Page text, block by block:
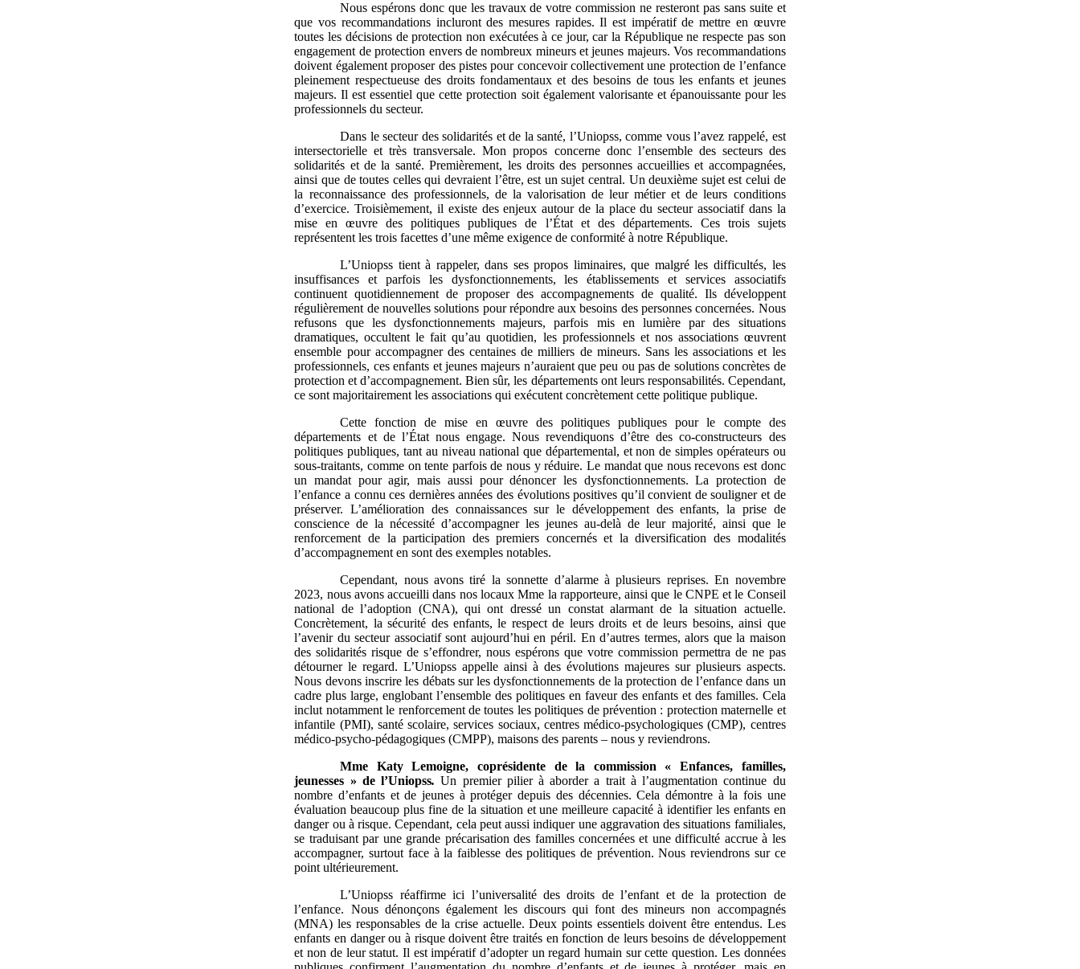
Nous espérons donc que les travaux de votre commission ne resteront pas sans suite et
que vos recommandations incluront des mesures rapides. Il est impératif de mettre en œuvre
toutes les décisions de protection non exécutées à ce jour, car la République ne respecte pas son
engagement de protection envers de nombreux mineurs et jeunes majeurs. Vos recommandations
doivent également proposer des pistes pour concevoir collectivement une protection de l’enfance
pleinement respectueuse des droits fondamentaux et des besoins de tous les enfants et jeunes
majeurs. Il est essentiel que cette protection soit également valorisante et épanouissante pour les
professionnels du secteur.
Dans le secteur des solidarités et de la santé, l’Uniopss, comme vous l’avez rappelé, est
intersectorielle et très transversale. Mon propos concerne donc l’ensemble des secteurs des
solidarités et de la santé. Premièrement, les droits des personnes accueillies et accompagnées,
ainsi que de toutes celles qui devraient l’être, est un sujet central. Un deuxième sujet est celui de
la reconnaissance des professionnels, de la valorisation de leur métier et de leurs conditions
d’exercice. Troisièmement, il existe des enjeux autour de la place du secteur associatif dans la
mise en œuvre des politiques publiques de l’État et des départements. Ces trois sujets
représentent les trois facettes d’une même exigence de conformité à notre République.
L’Uniopss tient à rappeler, dans ses propos liminaires, que malgré les difficultés, les
insuffisances et parfois les dysfonctionnements, les établissements et services associatifs
continuent quotidiennement de proposer des accompagnements de qualité. Ils développent
régulièrement de nouvelles solutions pour répondre aux besoins des personnes concernées. Nous
refusons que les dysfonctionnements majeurs, parfois mis en lumière par des situations
dramatiques, occultent le fait qu’au quotidien, les professionnels et nos associations œuvrent
ensemble pour accompagner des centaines de milliers de mineurs. Sans les associations et les
professionnels, ces enfants et jeunes majeurs n’auraient que peu ou pas de solutions concrètes de
protection et d’accompagnement. Bien sûr, les départements ont leurs responsabilités. Cependant,
ce sont majoritairement les associations qui exécutent concrètement cette politique publique.
Cette fonction de mise en œuvre des politiques publiques pour le compte des
départements et de l’État nous engage. Nous revendiquons d’être des co-constructeurs des
politiques publiques, tant au niveau national que départemental, et non de simples opérateurs ou
sous-traitants, comme on tente parfois de nous y réduire. Le mandat que nous recevons est donc
un mandat pour agir, mais aussi pour dénoncer les dysfonctionnements. La protection de
l’enfance a connu ces dernières années des évolutions positives qu’il convient de souligner et de
préserver. L’amélioration des connaissances sur le développement des enfants, la prise de
conscience de la nécessité d’accompagner les jeunes au-delà de leur majorité, ainsi que le
renforcement de la participation des premiers concernés et la diversification des modalités
d’accompagnement en sont des exemples notables.
Cependant, nous avons tiré la sonnette d’alarme à plusieurs reprises. En novembre
2023, nous avons accueilli dans nos locaux Mme la rapporteure, ainsi que le CNPE et le Conseil
national de l’adoption (CNA), qui ont dressé un constat alarmant de la situation actuelle.
Concrètement, la sécurité des enfants, le respect de leurs droits et de leurs besoins, ainsi que
l’avenir du secteur associatif sont aujourd’hui en péril. En d’autres termes, alors que la maison
des solidarités risque de s’effondrer, nous espérons que votre commission permettra de ne pas
détourner le regard. L’Uniopss appelle ainsi à des évolutions majeures sur plusieurs aspects.
Nous devons inscrire les débats sur les dysfonctionnements de la protection de l’enfance dans un
cadre plus large, englobant l’ensemble des politiques en faveur des enfants et des familles. Cela
inclut notamment le renforcement de toutes les politiques de prévention : protection maternelle et
infantile (PMI), santé scolaire, services sociaux, centres médico‑psychologiques (CMP), centres
médico-psycho-pédagogiques (CMPP), maisons des parents – nous y reviendrons.
Mme
Katy Lemoigne, coprésidente de la commission «
Enfances, familles,
jeunesses » de l’Uniopss. Un premier pilier à aborder a trait à l’augmentation continue du
nombre d’enfants et de jeunes à protéger depuis des décennies. Cela démontre à la fois une
évaluation beaucoup plus fine de la situation et une meilleure capacité à identifier les enfants en
danger ou à risque. Cependant, cela peut aussi indiquer une aggravation des situations familiales,
se traduisant par une grande précarisation des familles concernées et une difficulté accrue à les
accompagner, surtout face à la faiblesse des politiques de prévention. Nous reviendrons sur ce
point ultérieurement.
L’Uniopss réaffirme ici l’universalité des droits de l’enfant et de la protection de
l’enfance. Nous dénonçons également les discours qui font des mineurs non accompagnés
(MNA) les responsables de la crise actuelle. Deux points essentiels doivent être entendus. Les
enfants en danger ou à risque doivent être traités en fonction de leurs besoins de développement
et non de leur statut. Il est impératif d’adopter un regard humain sur cette question. Les données